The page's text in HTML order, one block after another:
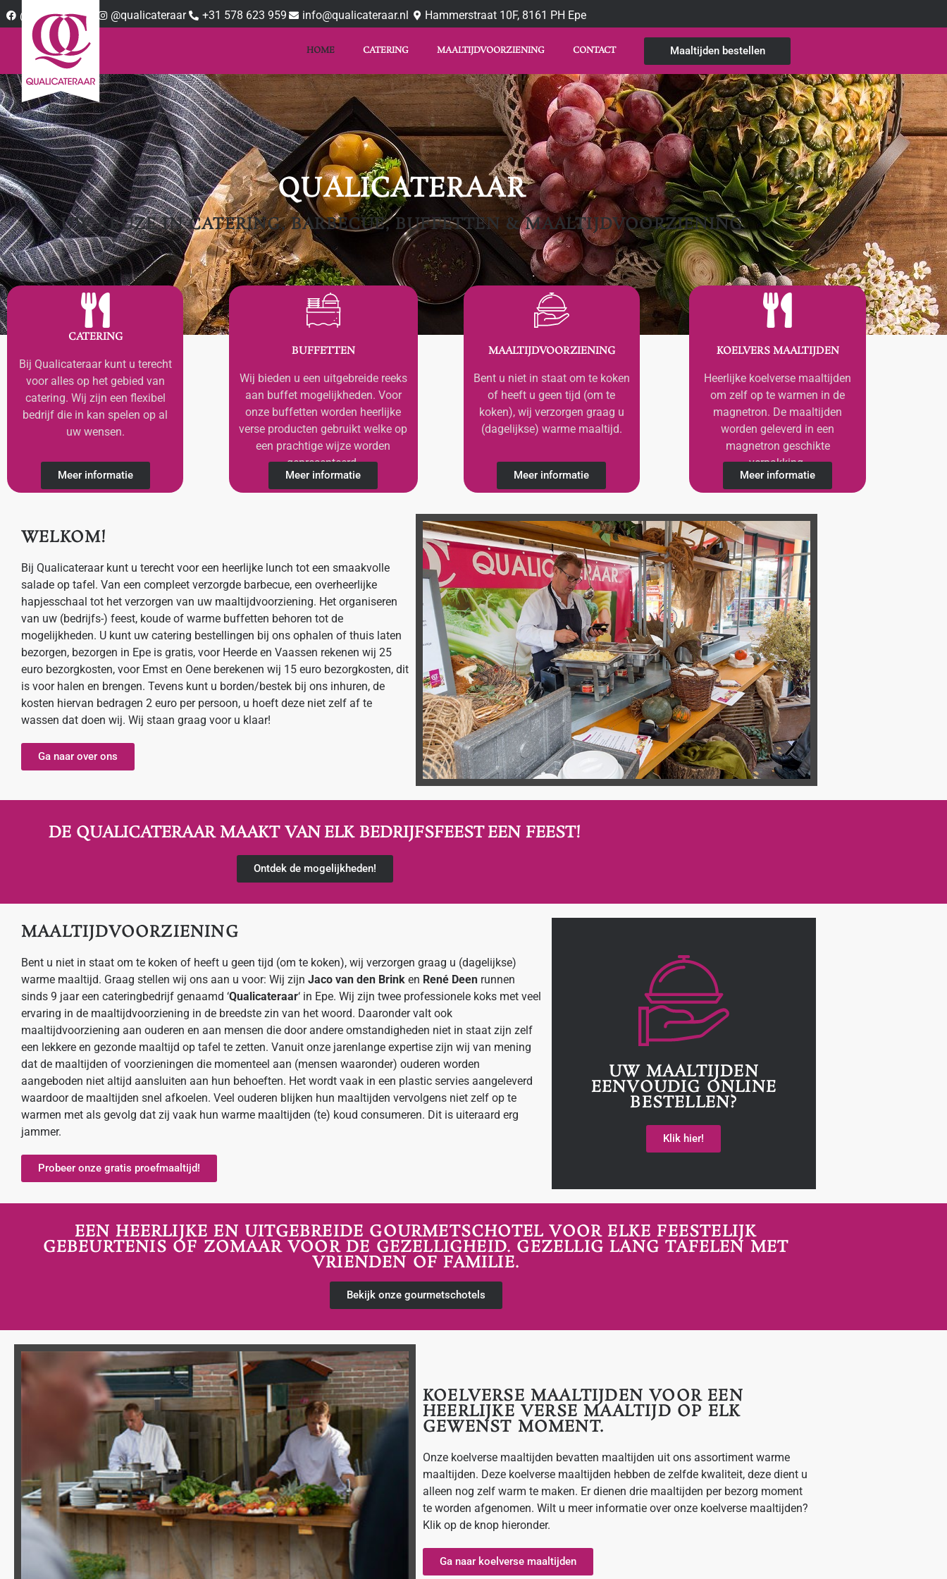
@qualicateraar @qualicateraar +31 578 623 959 info@qualicateraar.nl Hammerstraat 10F, 8161 PH Epe
HOME CATERING MAALTIJDVOORZIENING CONTACT Maaltijden bestellen
QUALICATERAAR
UW KEUZE IN CATERING, BARBECUE, BUFFETTEN & MAALTIJDVOORZIENING
CATERING
Bij Qualicateraar kunt u terecht
voor alles op het gebied van
catering. Wij zijn een flexibel
bedrijf die in kan spelen op al
uw wensen.
Meer informatie
BUFFETTEN
Wij bieden u een uitgebreide reeks
aan buffet mogelijkheden. Voor
onze buffetten worden heerlijke
verse producten gebruikt welke op
een prachtige wijze worden
gepresenteerd.
Meer informatie
MAALTIJDVOORZIENING
Bent u niet in staat om te koken
of heeft u geen tijd (om te
koken), wij verzorgen graag u
(dagelijkse) warme maaltijd.
Meer informatie
KOELVERS MAALTIJDEN
Heerlijke koelverse maaltijden
om zelf op te warmen in de
magnetron. De maaltijden
worden geleverd in een
magnetron geschikte
verpakking.
Meer informatie
WELKOM!
Bij Qualicateraar kunt u terecht voor een heerlijke lunch tot een smaakvolle
salade op tafel. Van een compleet verzorgde barbecue, een overheerlijke
hapjesschaal tot het verzorgen van uw maaltijdvoorziening. Het organiseren
van uw (bedrijfs-) feest, koude of warme buffetten behoren tot de
mogelijkheden. U kunt uw catering bestellingen bij ons ophalen of thuis laten
bezorgen, bezorgen in Epe is gratis, voor Heerde en Vaassen rekenen wij 25
euro bezorgkosten, voor Emst en Oene berekenen wij 15 euro bezorgkosten, dit
is voor halen en brengen. Tevens kunt u borden/bestek bij ons inhuren, de
kosten hiervan bedragen 2 euro per persoon, u hoeft deze niet zelf af te
wassen dat doen wij. Wij staan graag voor u klaar!
Ga naar over ons
DE QUALICATERAAR MAAKT VANELKE VERJAARDAGEEN FEEST!
Ontdek de mogelijkheden!
MAALTIJDVOORZIENING
Bent u niet in staat om te koken of heeft u geen tijd (om te koken), wij verzorgen graag u (dagelijkse)
warme maaltijd. Graag stellen wij ons aan u voor: Wij zijn Jaco van den Brink en René Deen runnen
sinds 9 jaar een cateringbedrijf genaamd ‘Qualicateraar‘ in Epe. Wij zijn twee professionele koks met veel
ervaring in de maaltijdvoorziening in de breedste zin van het woord. Daaronder valt ook
maaltijdvoorziening aan ouderen en aan mensen die door andere omstandigheden niet in staat zijn zelf
een lekkere en gezonde maaltijd op tafel te zetten. Vanuit onze jarenlange expertise zijn wij van mening
dat de maaltijden of voorzieningen die momenteel aan (mensen waaronder) ouderen worden
aangeboden niet altijd aansluiten aan hun behoeften. Het wordt vaak in een plastic servies aangeleverd
waardoor de maaltijden snel afkoelen. Veel ouderen blijken hun maaltijden vervolgens niet zelf op te
warmen met als gevolg dat zij vaak hun warme maaltijden (te) koud consumeren. Dit is uiteraard erg
jammer.
Probeer onze gratis proefmaaltijd!
UW MAALTIJDEN
EENVOUDIG ONLINE
BESTELLEN?
Klik hier!
EEN HEERLIJKE EN UITGEBREIDE GOURMETSCHOTEL VOOR ELKE FEESTELIJK
GEBEURTENIS OF ZOMAAR VOOR DE GEZELLIGHEID. GEZELLIG LANG TAFELEN MET
VRIENDEN OF FAMILIE.
Bekijk onze gourmetschotels
KOELVERSE MAALTIJDEN VOOR EEN
HEERLIJKE VERSE MAALTIJD OP ELK
GEWENST MOMENT.
Onze koelverse maaltijden bevatten maaltijden uit ons assortiment warme
maaltijden. Deze koelverse maaltijden hebben de zelfde kwaliteit, deze dient u
alleen nog zelf warm te maken. Er dienen drie maaltijden per bezorg moment
te worden afgenomen. Wilt u meer informatie over onze koelverse maaltijden?
Klik op de knop hieronder.
Ga naar koelverse maaltijden